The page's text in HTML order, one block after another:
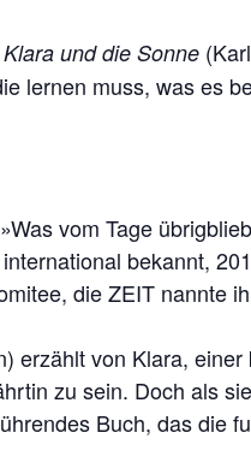
Klara und die Sonne
lernen muss, was es
vom Tage
bekannt,
die ZEIT nannte
erzählt von Klara, einer
zu sein. Doch als
Buch, das die